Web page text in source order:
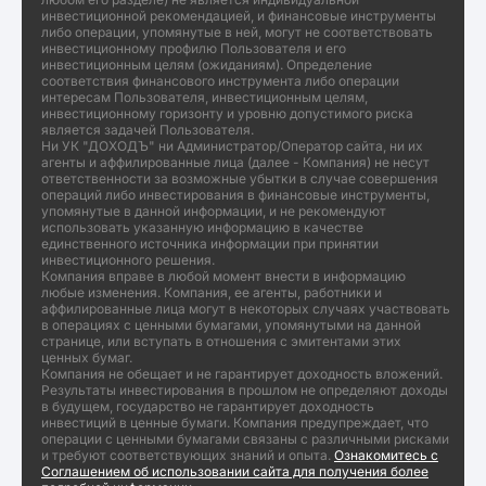
инвестиционной рекомендацией, и финансовые инструменты
либо операции, упомянутые в ней, могут не соответствовать
инвестиционному профилю Пользователя и его
инвестиционным целям (ожиданиям). Определение
соответствия финансового инструмента либо операции
интересам Пользователя, инвестиционным целям,
инвестиционному горизонту и уровню допустимого риска
является задачей Пользователя.
Ни УК "ДОХОДЪ" ни Администратор/Оператор сайта, ни их
агенты и аффилированные лица (далее - Компания) не несут
ответственности за возможные убытки в случае совершения
операций либо инвестирования в финансовые инструменты,
упомянутые в данной информации, и не рекомендуют
использовать указанную информацию в качестве
единственного источника информации при принятии
инвестиционного решения.
Компания вправе в любой момент внести в информацию
любые изменения. Компания, ее агенты, работники и
аффилированные лица могут в некоторых случаях участвовать
в операциях с ценными бумагами, упомянутыми на данной
странице, или вступать в отношения с эмитентами этих
ценных бумаг.
Компания не обещает и не гарантирует доходность вложений.
Результаты инвестирования в прошлом не определяют доходы
в будущем, государство не гарантирует доходность
инвестиций в ценные бумаги. Компания предупреждает, что
операции с ценными бумагами связаны с различными рисками
и требуют соответствующих знаний и опыта. Ознакомитесь с
Соглашением об использовании сайта для получения более